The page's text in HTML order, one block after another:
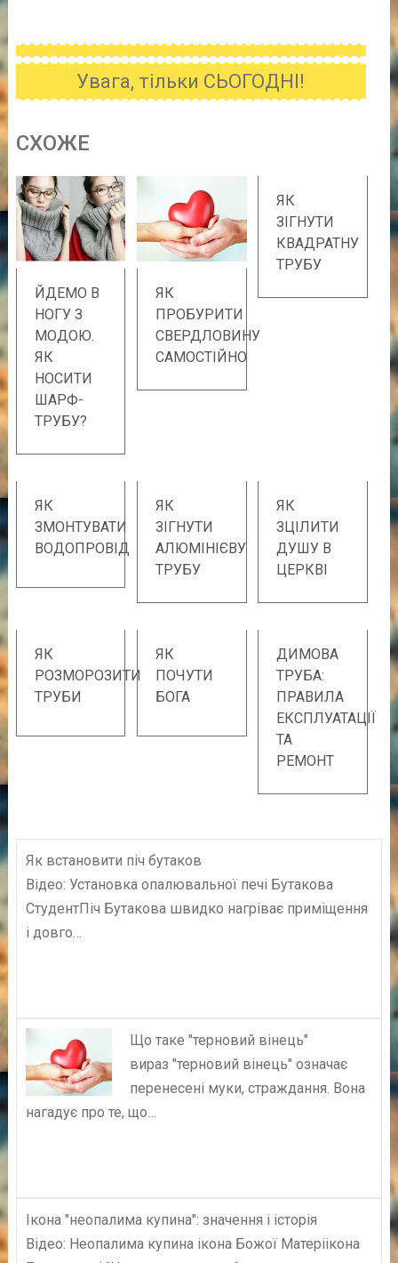
Увага, тільки СЬОГОДНІ!
CХОЖE
ЙДЕМО В
НОГУ З
МОДОЮ.
ЯК
НОСИТИ
ШАРФ-
ТРУБУ?
ЯК
ПРОБУРИТИ
СВЕРДЛОВИНУ
САМОСТІЙНО
ЯК
ЗІГНУТИ
КВАДРАТНУ
ТРУБУ
ЯК
ЗМОНТУВАТИ
ВОДОПРОВІД
ЯК
ЗІГНУТИ
АЛЮМІНІЄВУ
ТРУБУ
ЯК
ЗЦІЛИТИ
ДУШУ В
ЦЕРКВІ
ЯК
РОЗМОРОЗИТИ
ТРУБИ
ЯК
ПОЧУТИ
БОГА
ДИМОВА
ТРУБА:
ПРАВИЛА
ЕКСПЛУАТАЦІЇ
ТА
РЕМОНТ
Як встановити піч бутаков
Відео: Установка опалювальної печі Бутакова
СтудентПіч Бутакова швидко нагріває приміщення
і довго…
Що таке "терновий вінець"
вираз "терновий вінець" означає
перенесені муки, страждання. Вона
нагадує про те, що…
Ікона "неопалима купина": значення і історія
Відео: Неопалима купина ікона Божої Матеріікона